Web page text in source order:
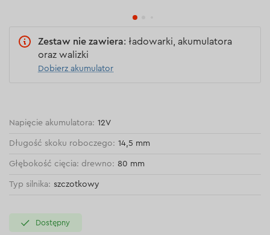
Zestaw nie zawiera: ładowarki, akumulatora
oraz walizki
Dobierz akumulator
Napięcie akumulatora: 12V
Długość skoku roboczego: 14,5 mm
Głębokość cięcia: drewno: 80 mm
Typ silnika: szczotkowy
Dostępny